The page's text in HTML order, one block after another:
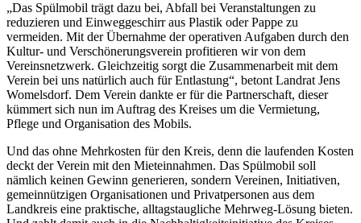
„Das Spülmobil trägt dazu bei, Abfall bei Veranstaltungen zu
reduzieren und Einweggeschirr aus Plastik oder Pappe zu
vermeiden. Mit der Übernahme der operativen Aufgaben durch den
Kultur- und Verschönerungsverein profitieren wir von dem
Vereinsnetzwerk. Gleichzeitig sorgt die Zusammenarbeit mit dem
Verein bei uns natürlich auch für Entlastung“, betont Landrat Jens
Womelsdorf. Dem Verein dankte er für die Partnerschaft, dieser
kümmert sich nun im Auftrag des Kreises um die Vermietung,
Pflege und Organisation des Mobils.
Und das ohne Mehrkosten für den Kreis, denn die laufenden Kosten
deckt der Verein mit den Mieteinnahmen. Das Spülmobil soll
nämlich keinen Gewinn generieren, sondern Vereinen, Initiativen,
gemeinnützigen Organisationen und Privatpersonen aus dem
Landkreis eine praktische, alltagstaugliche Mehrweg-Lösung bieten.